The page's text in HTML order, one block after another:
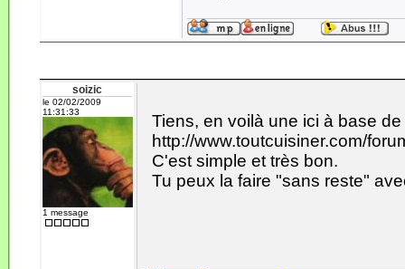
soizic
le 02/02/2009
11:31:33
1 message
Tiens, en voilà une ici à base
http://www.toutcuisiner.com/
C'est simple et très bon.
Tu peux la faire "sans reste"